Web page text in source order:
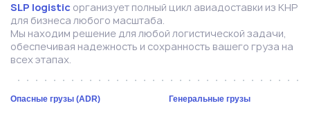
SLP logistic организует полный цикл авиадоставки из КНР
для бизнеса любого масштаба.
Мы находим решение для любой логистической задачи,
обеспечивая надежность и сохранность вашего груза на
всех этапах.
Опасные грузы (ADR) Генеральные грузы